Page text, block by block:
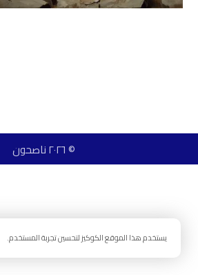
© ٢٠٢٦ ناصحون
يستخدم هذا الموقع الكوكيز لتحسين تجربة المستخدم.